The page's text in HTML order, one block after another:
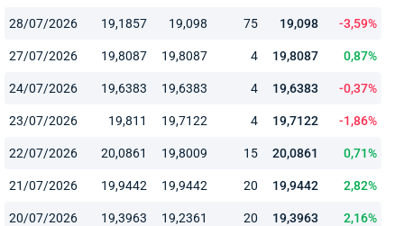
28/07/2026 19,1857 19,098 75 19,098 -3,59%
27/07/2026 19,8087 19,8087 4 19,8087 0,87%
24/07/2026 19,6383 19,6383 4 19,6383 -0,37%
23/07/2026 19,811 19,7122 4 19,7122 -1,86%
22/07/2026 20,0861 19,8009 15 20,0861 0,71%
21/07/2026 19,9442 19,9442 20 19,9442 2,82%
20/07/2026 19,3963 19,2361 20 19,3963 2,16%